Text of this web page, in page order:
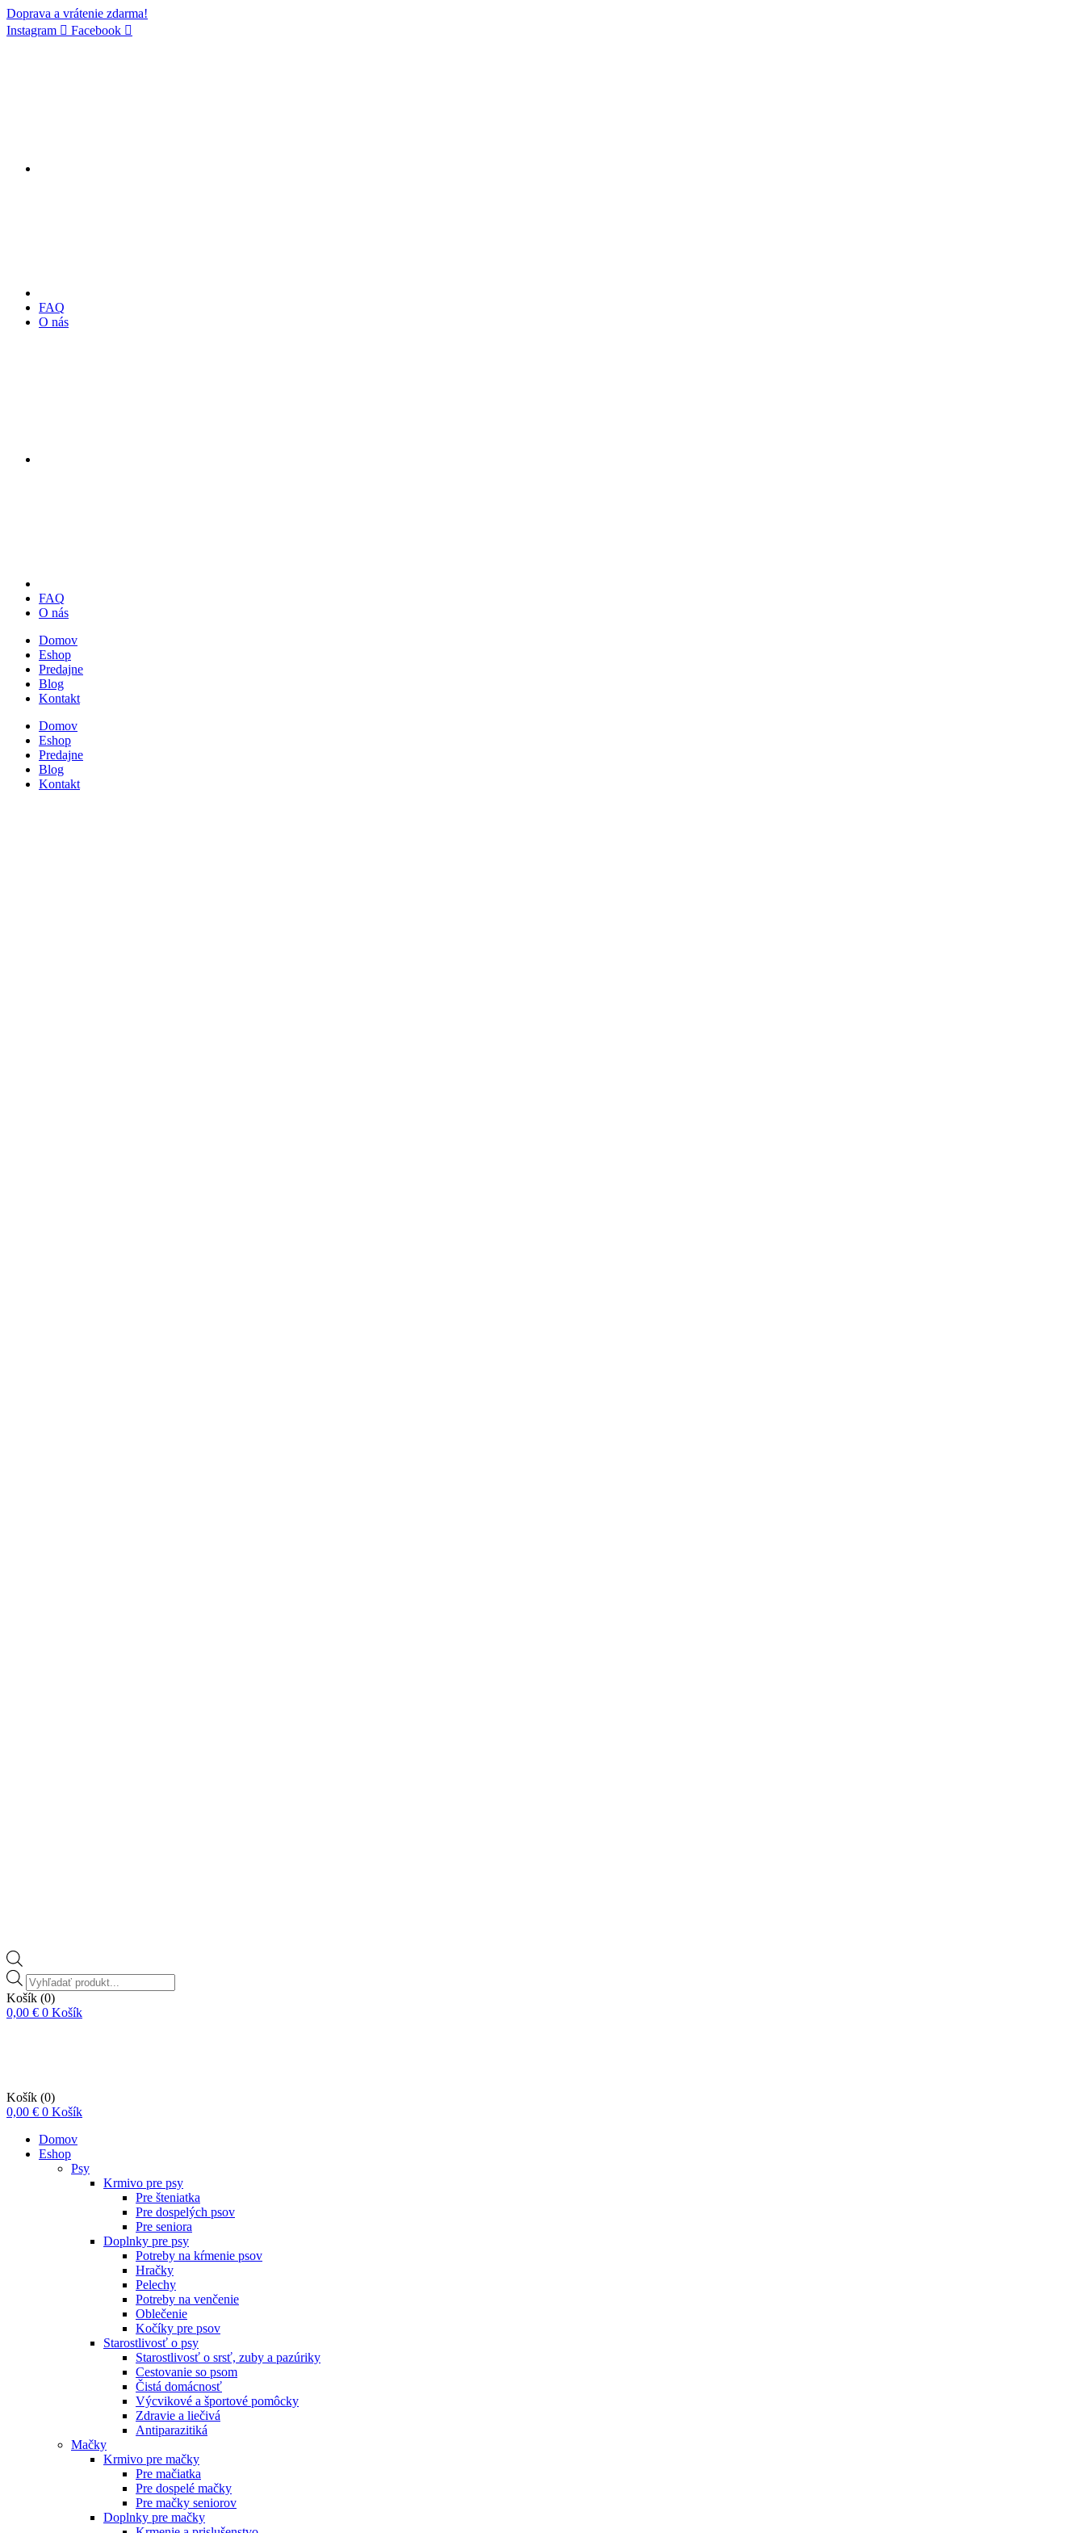
Doprava a vrátenie zdarma!
Instagram
Facebook
FAQ
O nás
FAQ
O nás
Domov
Eshop
Predajne
Blog
Kontakt
Domov
Eshop
Predajne
Blog
Kontakt
Vyhľadávanie
produktov
Košík (0)
0,00 € 0 Košík
Košík (0)
0,00 € 0 Košík
Domov
Eshop
Psy
Krmivo pre psy
Pre šteniatka
Pre dospelých psov
Pre seniora
Doplnky pre psy
Potreby na kŕmenie psov
Hračky
Pelechy
Potreby na venčenie
Oblečenie
Kočíky pre psov
Starostlivosť o psy
Starostlivosť o srsť, zuby a pazúriky
Cestovanie so psom
Čistá domácnosť
Výcvikové a športové pomôcky
Zdravie a liečivá
Antiparazitiká
Mačky
Krmivo pre mačky
Pre mačiatka
Pre dospelé mačky
Pre mačky seniorov
Doplnky pre mačky